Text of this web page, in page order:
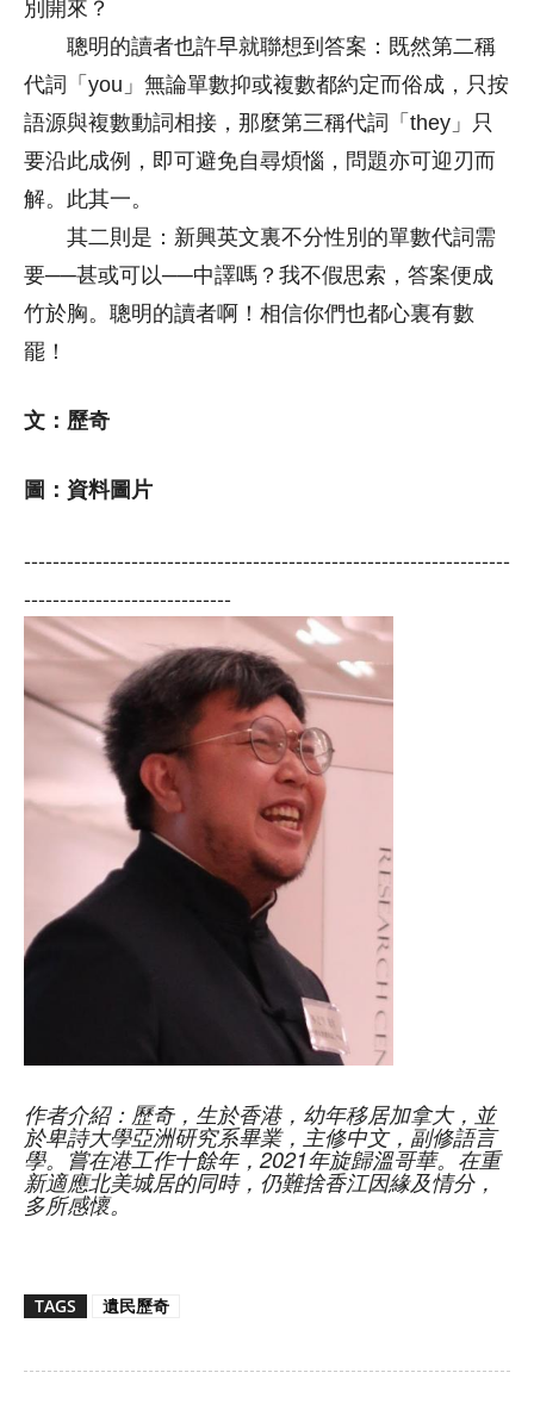
別開來？
聰明的讀者也許早就聯想到答案：既然第二稱
代詞「you」無論單數抑或複數都約定而俗成，只按
語源與複數動詞相接，那麼第三稱代詞「they」只
要沿此成例，即可避免自尋煩惱，問題亦可迎刃而
解。此其一。
其二則是：新興英文裏不分性別的單數代詞需
要──甚或可以──中譯嗎？我不假思索，答案便成
竹於胸。聰明的讀者啊！相信你們也都心裏有數
罷！
文： 歷奇
圖：資料圖片
--------------------------------------------------------------------
-----------------------------
作者介紹：歷奇，生於香港，幼年移居加拿大，並
於卑詩大學亞洲研究系畢業， 主修中文，副修語言
學。嘗在港工作十餘年，2021年旋歸溫哥華。在重
新適應北美城居的同時， 仍難捨香江因緣及情分，
多所感懷。
TAGS 遺民歷奇